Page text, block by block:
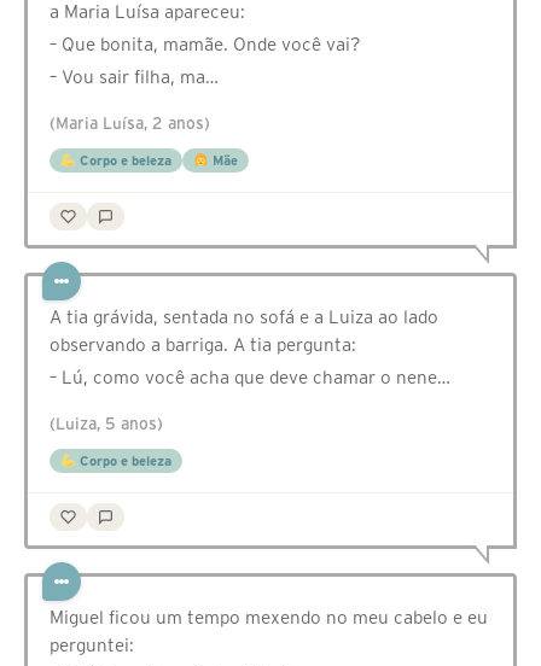
a Maria Luísa apareceu:
– Que bonita, mamãe. Onde você vai?
– Vou sair filha, ma…
(Maria Luísa, 2 anos)
Corpo e beleza Mãe
A tia grávida, sentada no sofá e a Luiza ao lado
observando a barriga. A tia pergunta:
– Lú, como você acha que deve chamar o nene…
(Luiza, 5 anos)
Corpo e beleza
Miguel ficou um tempo mexendo no meu cabelo e eu
perguntei: